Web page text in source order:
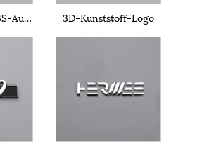
Verchromter ABS-Aufkleber 3D-Kunststoff-Logo